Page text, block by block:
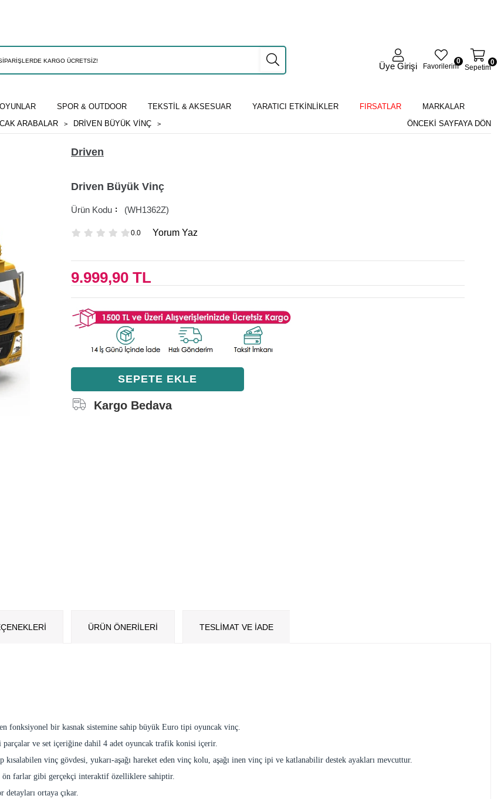
Üye Girişi Favorilerim
0
Sepetim
0
SPOR & OUTDOOR TEKSTİL & AKSESUAR YARATICI ETKİNLİKLER FIRSATLAR
MARKALAR
ARABALAR DRIVEN BÜYÜK VINÇ ÖNCEKI SAYFAYA DÖN
Driven
Driven Büyük Vinç
(WH1362Z)
0.0 Yorum Yaz
9.999,90 TL
Kargo Bedava
ÜRÜN ÖNERILERI TESLİMAT VE İADE
fonksiyonel bir kasnak sistemine sahip büyük Euro tipi oyuncak vinç.
parçalar ve set içeriğine dahil 4 adet oyuncak trafik konisi içerir.
vinç gövdesi, yukarı-aşağı hareket eden vinç kolu, aşağı inen vinç ipi ve katlanabilir destek ayakları mevcuttur.
ön farlar gibi gerçekçi interaktif özelliklere sahiptir.
ortaya çıkar.